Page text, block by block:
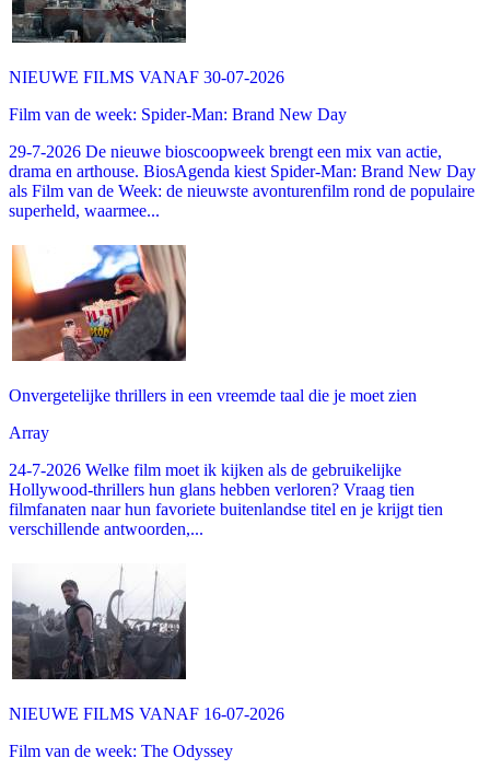
NIEUWE FILMS VANAF 30-07-2026
Film van de week: Spider-Man: Brand New Day
29-7-2026 De nieuwe bioscoopweek brengt een mix van actie,
drama en arthouse. BiosAgenda kiest Spider-Man: Brand New Day
als Film van de Week: de nieuwste avonturenfilm rond de populaire
superheld, waarmee...
Onvergetelijke thrillers in een vreemde taal die je moet zien
Array
24-7-2026 Welke film moet ik kijken als de gebruikelijke
Hollywood-thrillers hun glans hebben verloren? Vraag tien
filmfanaten naar hun favoriete buitenlandse titel en je krijgt tien
verschillende antwoorden,...
NIEUWE FILMS VANAF 16-07-2026
Film van de week: The Odyssey